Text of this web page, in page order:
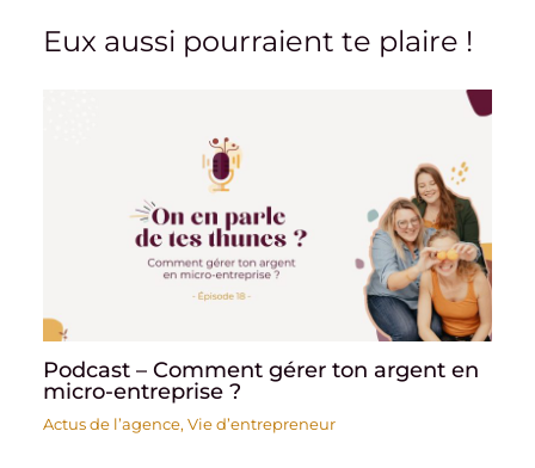
Eux aussi pourraient te plaire !
Podcast – Comment gérer ton argent en
micro-entreprise ?
Actus de l’agence,Vie d’entrepreneur